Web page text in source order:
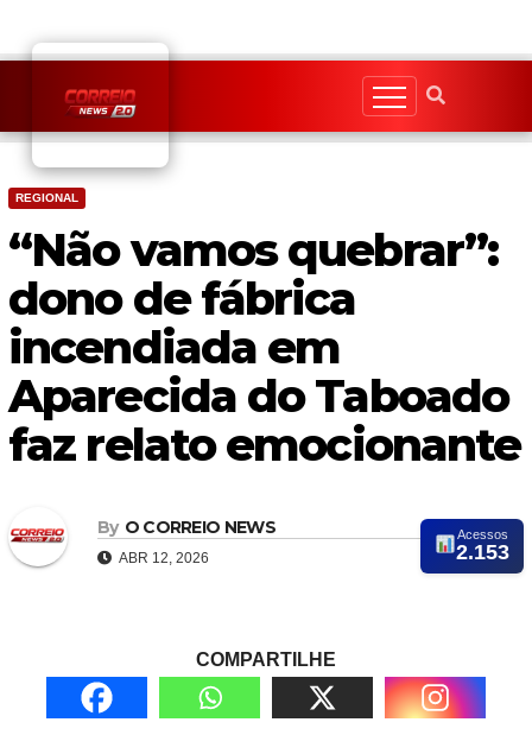
content
REGIONAL
“Não vamos quebrar”:
dono de fábrica
incendiada em
Aparecida do Taboado
faz relato emocionante
By O CORREIO NEWS
ABR 12, 2026
Acessos
2.153
COMPARTILHE